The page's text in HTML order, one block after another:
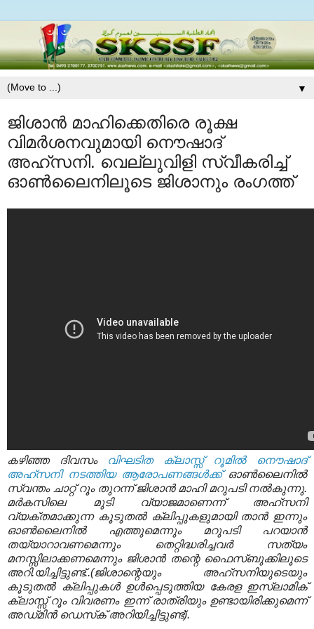
▼
ജിശാന്‍ മാഹിക്കെതിരെ രൂക്ഷ
വിമര്‍ശനവുമായി നൌഷാദ്‌
അഹ്‌സനി. വെല്ലുവിളി സ്വീകരിച്ച്‌
ഓണ്‍ലൈനിലൂടെ ജിശാനും രംഗത്ത്‌
കഴിഞ്ഞ ദിവസം
വിഘടിത ക്ലാസ്സ്‌ റൂമില്‍ നൌഷാദ്‌
അഹ്‌സനി നടത്തിയ ആരോപണങ്ങള്‍ക്ക്‌ഓണ്‍ലൈനില്‍
സ്വന്തം ചാറ്റ്‌ റൂം തുറന്ന്‌ ജിശാന്‍ മാഹി മറുപടി നല്‍കുന്നു.
മര്‍കസിലെ മുടി വ്യാജമാണെന്ന്‌ അഹ്‌സനി
വ്യക്തമാക്കുന്ന കൂടുതല്‍ ക്ലിപ്പുകളുമായി താന്‍ ഇന്നും
ഓണ്‍ലൈനില്‍ എത്തുമെന്നും മറുപടി പറയാന്‍
തയ്യാറാവണമെന്നും തെറ്റിദ്ധരിച്ചവര്‍ സത്യം
മനസ്സിലാക്കണമെന്നും ജിശാന്‍ തന്റെ ഫൈസ്‌ബുക്കിലൂടെ
അറി.യിച്ചിട്ടുണ്ട്‌..(ജിശാന്റെയും അഹ്‌സനിയുടെയും
കൂടുതല്‍ ക്ലിപ്പുകള്‍ ഉള്‍പ്പെടുത്തിയ കേരള ഇസ്ലാമിക്‌
ക്ലാസ്സ്‌ റൂം വിവരണം ഇന്ന്‌ രാത്രിയും ഉണ്ടായിരിക്കുമെന്ന്‌
അഡ്‌മിന്‍ ഡെസ്‌ക്‌ അറിയിച്ചിട്ടുണ്ട്‌).